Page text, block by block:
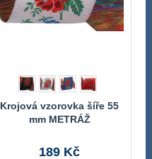
Krojová vzorovka šíře 55
mm METRÁŽ
189 Kč